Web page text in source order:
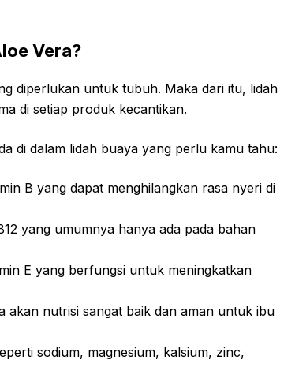
Vera?
diperlukan untuk tubuh. Maka dari itu, lidah
di setiap produk kecantikan.
di dalam lidah buaya yang perlu kamu tahu:
B yang dapat menghilangkan rasa nyeri di
yang umumnya hanya ada pada bahan
E yang berfungsi untuk meningkatkan
akan nutrisi sangat baik dan aman untuk ibu
sodium, magnesium, kalsium, zinc,